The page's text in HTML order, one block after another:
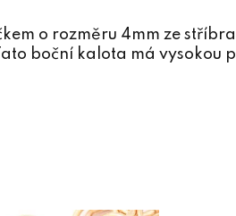
o rozměru 4mm ze
boční kalota má vysokou